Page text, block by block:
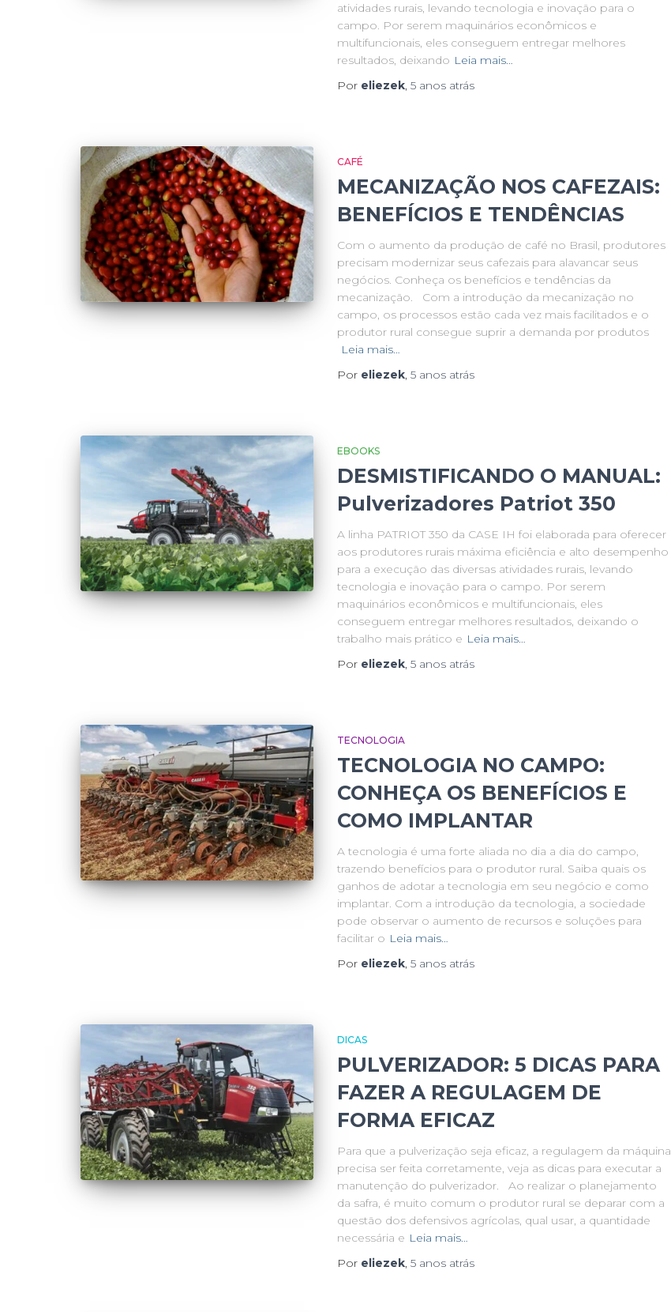
atividades rurais, levando tecnologia e inovação para o
campo. Por serem maquinários econômicos e
multifuncionais, eles conseguem entregar melhores
resultados, deixando Leia mais…
Por eliezek, 5 anos atrás
CAFÉ
MECANIZAÇÃO NOS CAFEZAIS:
BENEFÍCIOS E TENDÊNCIAS
Com o aumento da produção de café no Brasil, produtores
precisam modernizar seus cafezais para alavancar seus
negócios. Conheça os benefícios e tendências da
mecanização. Com a introdução da mecanização no
campo, os processos estão cada vez mais facilitados e o
produtor rural consegue suprir a demanda por produtos
Leia mais…
Por eliezek, 5 anos atrás
EBOOKS
DESMISTIFICANDO O MANUAL:
Pulverizadores Patriot 350
A linha PATRIOT 350 da CASE IH foi elaborada para oferecer
aos produtores rurais máxima eficiência e alto desempenho
para a execução das diversas atividades rurais, levando
tecnologia e inovação para o campo. Por serem
maquinários econômicos e multifuncionais, eles
conseguem entregar melhores resultados, deixando o
trabalho mais prático e Leia mais…
Por eliezek, 5 anos atrás
TECNOLOGIA
TECNOLOGIA NO CAMPO:
CONHEÇA OS BENEFÍCIOS E
COMO IMPLANTAR
A tecnologia é uma forte aliada no dia a dia do campo,
trazendo benefícios para o produtor rural. Saiba quais os
ganhos de adotar a tecnologia em seu negócio e como
implantar. Com a introdução da tecnologia, a sociedade
pode observar o aumento de recursos e soluções para
facilitar o Leia mais…
Por eliezek, 5 anos atrás
DICAS
PULVERIZADOR: 5 DICAS PARA
FAZER A REGULAGEM DE
FORMA EFICAZ
Para que a pulverização seja eficaz, a regulagem da máquina
precisa ser feita corretamente, veja as dicas para executar a
manutenção do pulverizador. Ao realizar o planejamento
da safra, é muito comum o produtor rural se deparar com a
questão dos defensivos agrícolas, qual usar, a quantidade
necessária e Leia mais…
Por eliezek, 5 anos atrás